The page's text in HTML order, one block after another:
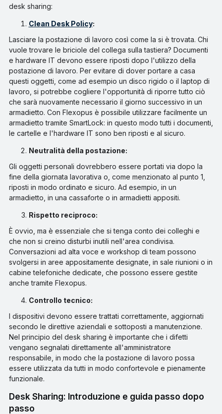
desk sharing:
Clean Desk Policy:
Lasciare la postazione di lavoro così come la si è trovata. Chi
vuole trovare le briciole del collega sulla tastiera? Documenti
e hardware IT devono essere riposti dopo l'utilizzo della
postazione di lavoro. Per evitare di dover portare a casa
questi oggetti, come ad esempio un disco rigido o il laptop di
lavoro, si potrebbe cogliere l'opportunità di riporre tutto ciò
che sarà nuovamente necessario il giorno successivo in un
armadietto. Con Flexopus è possibile utilizzare facilmente un
armadietto tramite SmartLock: in questo modo tutti i documenti,
le cartelle e l'hardware IT sono ben riposti e al sicuro.
Neutralità della postazione:
Gli oggetti personali dovrebbero essere portati via dopo la
fine della giornata lavorativa o, come menzionato al punto 1,
riposti in modo ordinato e sicuro. Ad esempio, in un
armadietto, in una cassaforte o in armadietti appositi.
Rispetto reciproco:
È ovvio, ma è essenziale che si tenga conto dei colleghi e
che non si creino disturbi inutili nell'area condivisa.
Conversazioni ad alta voce e workshop di team possono
svolgersi in aree appositamente designate, in sale riunioni o in
cabine telefoniche dedicate, che possono essere gestite
anche tramite Flexopus.
Controllo tecnico:
I dispositivi devono essere trattati correttamente, aggiornati
secondo le direttive aziendali e sottoposti a manutenzione.
Nel principio del desk sharing è importante che i difetti
vengano segnalati direttamente all'amministratore
responsabile, in modo che la postazione di lavoro possa
essere utilizzata da tutti in modo confortevole e pienamente
funzionale.
Desk Sharing: Introduzione e guida passo dopo
passo